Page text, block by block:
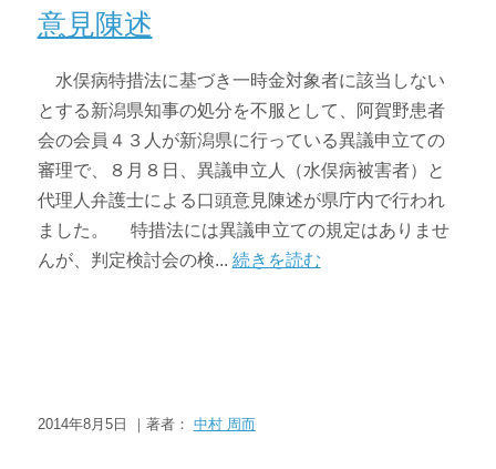
意見陳述
水俣病特措法に基づき一時金対象者に該当しない
とする新潟県知事の処分を不服として、阿賀野患者
会の会員４３人が新潟県に行っている異議申立ての
審理で、８月８日、異議申立人（水俣病被害者）と
代理人弁護士による口頭意見陳述が県庁内で行われ
ました。 特措法には異議申立ての規定はありませ
んが、判定検討会の検... 続きを読む
2014年8月5日 ｜著者： 中村 周而